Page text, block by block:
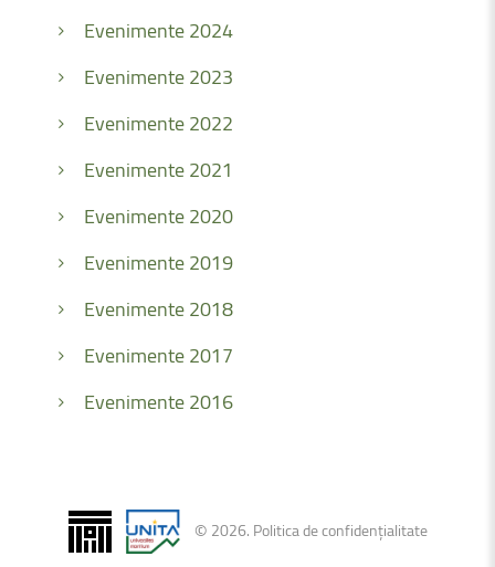
Evenimente 2024
Evenimente 2023
Evenimente 2022
Evenimente 2021
Evenimente 2020
Evenimente 2019
Evenimente 2018
Evenimente 2017
Evenimente 2016
© 2026. Politica de confidențialitate